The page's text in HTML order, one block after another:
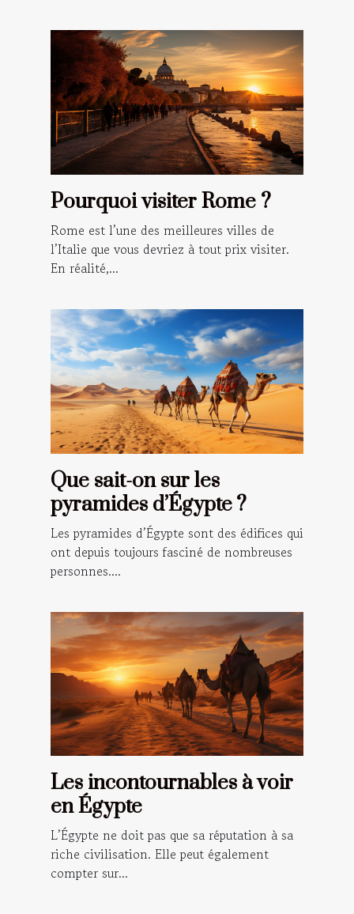
Pourquoi visiter Rome ?
Rome est l’une des meilleures villes de
l’Italie que vous devriez à tout prix visiter.
En réalité,...
Que sait-on sur les
pyramides d’Égypte ?
Les pyramides d’Égypte sont des édifices qui
ont depuis toujours fasciné de nombreuses
personnes....
Les incontournables à voir
en Égypte
L’Égypte ne doit pas que sa réputation à sa
riche civilisation. Elle peut également
compter sur...